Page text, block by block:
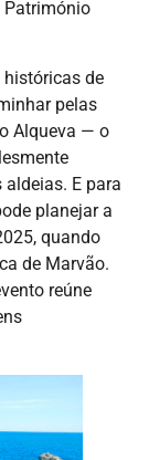
Património
de
pelas
Alqueva — o
E para
planejar a
quando
de Marvão.
reúne